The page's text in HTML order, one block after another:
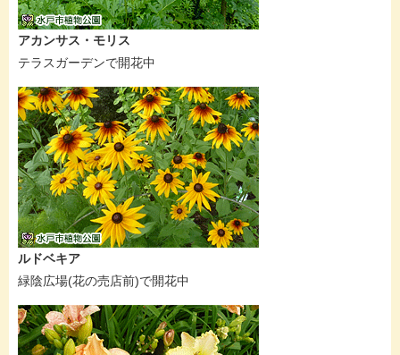
アカンサス・モリス
テラスガーデンで開花中
ルドベキア
緑陰広場(花の売店前)で開花中